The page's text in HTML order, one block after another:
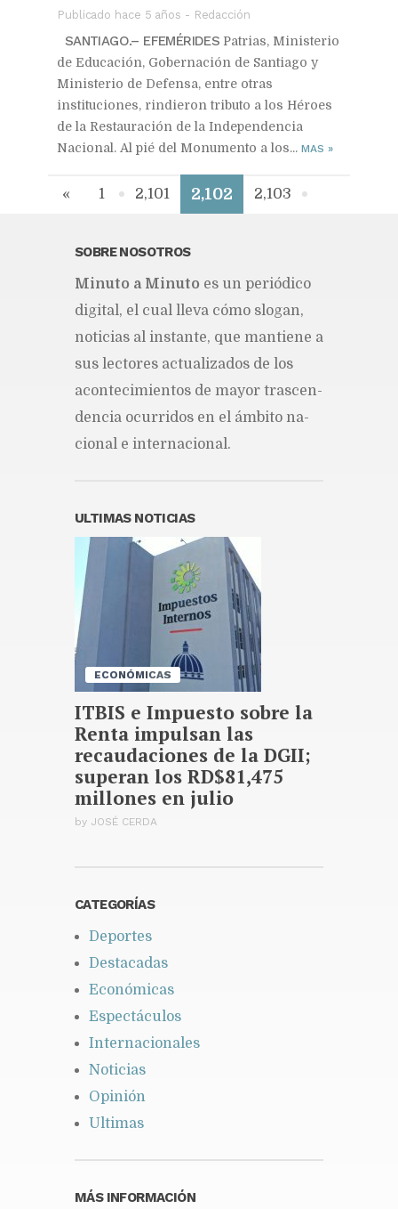
Publicado hace 5 años - Redacción
SANTIAGO.– EFEMÉRIDES Patrias, Ministerio
de Educación, Gobernación de Santiago y
Ministerio de Defensa, entre otras
instituciones, rindieron tributo a los Héroes
de la Restauración de la Independencia
Nacional. Al pié del Monumento a los... MAS »
« 1 2,101 2,102 2,103
SOBRE NOSOTROS
Mi­nu­to a Mi­nu­to es un pe­rió­di­co
di­gi­tal, el cual lle­va cómo slo­gan,
no­ti­cias al ins­tan­te, que man­tie­ne a
sus lec­to­res ac­tua­li­za­dos de los
acon­te­ci­mien­tos de ma­yor tras­cen­
den­cia ocu­rri­dos en el ám­bi­to na­
cio­nal e in­ter­na­cio­nal.
ULTIMAS NOTICIAS
ECONÓMICAS
ITBIS e Impuesto sobre la
Renta impulsan las
recaudaciones de la DGII;
superan los RD$81,475
millones en julio
by JOSÉ CERDA
CATEGORÍAS
Deportes
Destacadas
Económicas
Espectáculos
Internacionales
Noticias
Opinión
Ultimas
MÁS INFORMACIÓN